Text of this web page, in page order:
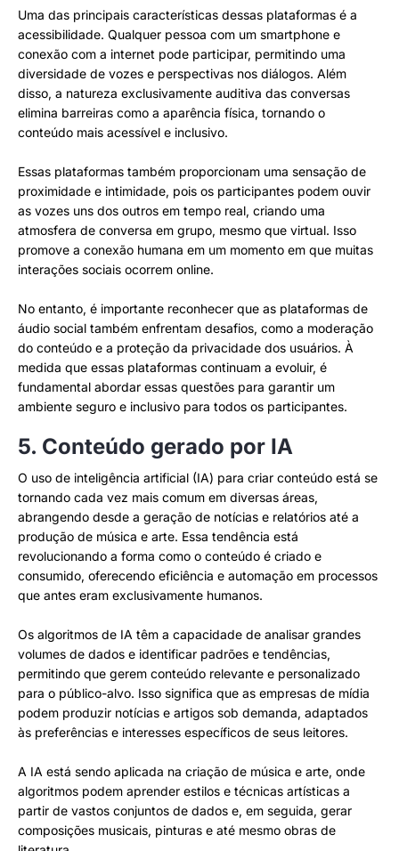
Uma das principais características dessas plataformas é a
acessibilidade. Qualquer pessoa com um smartphone e
conexão com a internet pode participar, permitindo uma
diversidade de vozes e perspectivas nos diálogos. Além
disso, a natureza exclusivamente auditiva das conversas
elimina barreiras como a aparência física, tornando o
conteúdo mais acessível e inclusivo.
Essas plataformas também proporcionam uma sensação de
proximidade e intimidade, pois os participantes podem ouvir
as vozes uns dos outros em tempo real, criando uma
atmosfera de conversa em grupo, mesmo que virtual. Isso
promove a conexão humana em um momento em que muitas
interações sociais ocorrem online.
No entanto, é importante reconhecer que as plataformas de
áudio social também enfrentam desafios, como a moderação
do conteúdo e a proteção da privacidade dos usuários. À
medida que essas plataformas continuam a evoluir, é
fundamental abordar essas questões para garantir um
ambiente seguro e inclusivo para todos os participantes.
5. Conteúdo gerado por IA
O uso de inteligência artificial (IA) para criar conteúdo está se
tornando cada vez mais comum em diversas áreas,
abrangendo desde a geração de notícias e relatórios até a
produção de música e arte. Essa tendência está
revolucionando a forma como o conteúdo é criado e
consumido, oferecendo eficiência e automação em processos
que antes eram exclusivamente humanos.
Os algoritmos de IA têm a capacidade de analisar grandes
volumes de dados e identificar padrões e tendências,
permitindo que gerem conteúdo relevante e personalizado
para o público-alvo. Isso significa que as empresas de mídia
podem produzir notícias e artigos sob demanda, adaptados
às preferências e interesses específicos de seus leitores.
A IA está sendo aplicada na criação de música e arte, onde
algoritmos podem aprender estilos e técnicas artísticas a
partir de vastos conjuntos de dados e, em seguida, gerar
composições musicais, pinturas e até mesmo obras de